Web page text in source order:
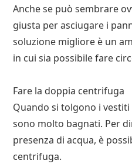
Anche se può sembrare
giusta per asciugare i
soluzione migliore è un
in cui sia possibile fare
Fare la doppia centrifuga
Quando si tolgono i
sono molto bagnati. Per
presenza di acqua, è
centrifuga.